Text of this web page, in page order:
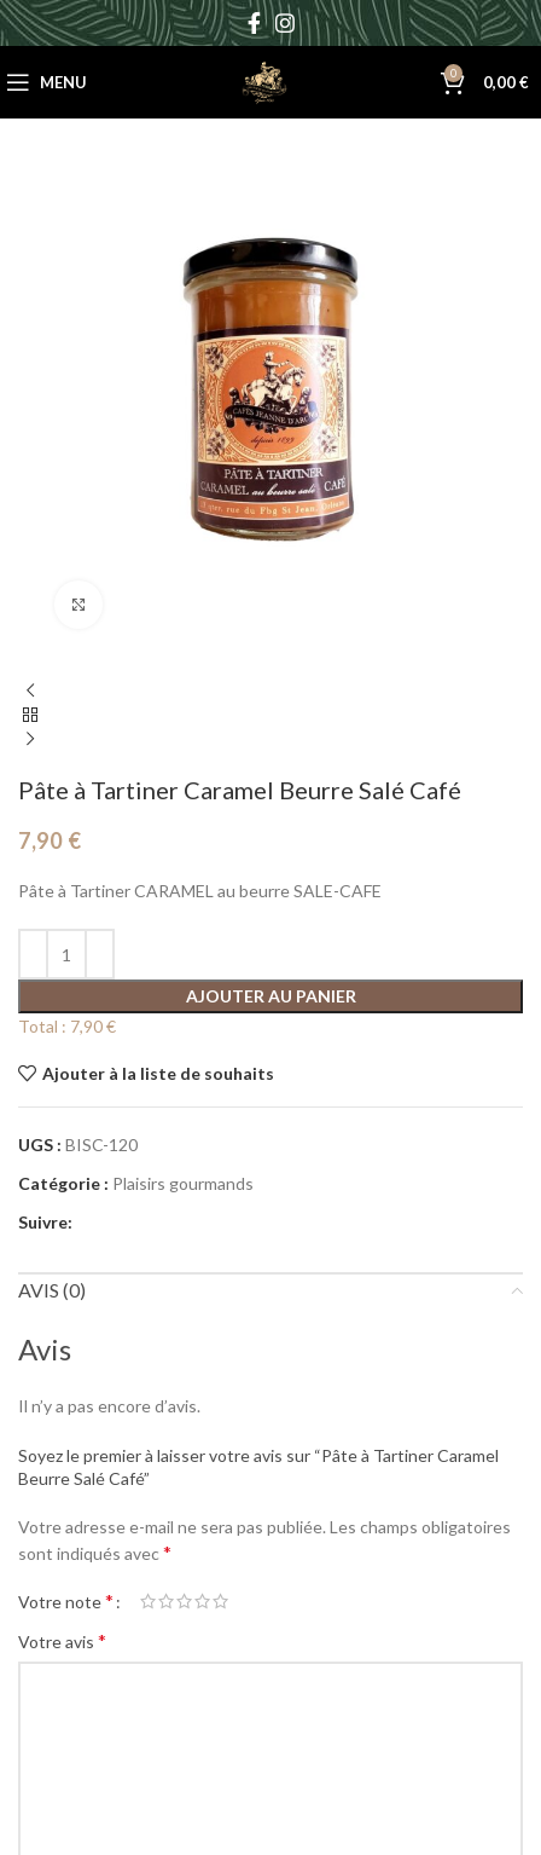
MENU 0 0,00€
Pâte à Tartiner Caramel Beurre Salé Café
7,90 €
Pâte à Tartiner CARAMEL au beurre SALE-CAFE
AJOUTER AU PANIER
Total : 7,90 €
Ajouter à la liste de souhaits
UGS : BISC-120
Catégorie : Plaisirs gourmands
Suivre:
AVIS (0)
Avis
Il n’y a pas encore d’avis.
Soyez le premier à laisser votre avis sur “Pâte à Tartiner Caramel
Beurre Salé Café”
Votre adresse e-mail ne sera pas publiée. Les champs obligatoires
sont indiqués avec*
Votre note*
Votre avis *